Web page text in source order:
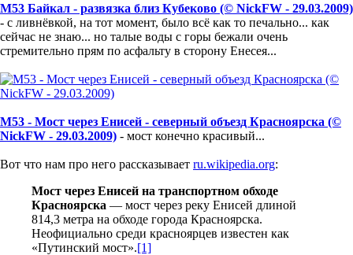
М53 Байкал - развязка близ Кубеково (© NickFW - 29.03.2009)
- с ливнёвкой, на тот момент, было всё как то печально... как
сейчас не знаю... но талые воды с горы бежали очень
стремительно прям по асфальту в сторону Енесея...
М53 - Мост через Енисей - северный объезд Красноярска (©
NickFW - 29.03.2009) - мост конечно красивый...
Вот что нам про него рассказывает ru.wikipedia.org:
Мост через Енисей на транспортном обходе
Красноярска — мост через реку Енисей длиной
814,3 метра на обходе города Красноярска.
Неофициально среди красноярцев известен как
«Путинский мост».[1]